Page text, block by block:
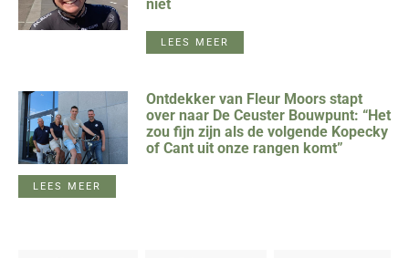
niet
LEES MEER
Ontdekker van Fleur Moors stapt
over naar De Ceuster Bouwpunt: “Het
zou fijn zijn als de volgende Kopecky
of Cant uit onze rangen komt”
LEES MEER